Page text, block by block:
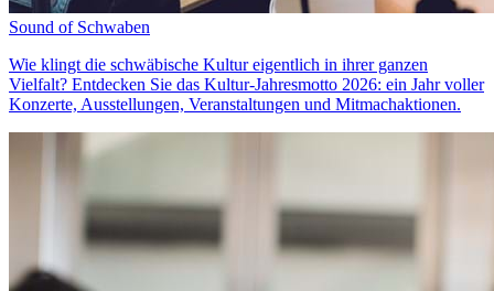
Sound of Schwaben
Wie klingt die schwäbische Kultur eigentlich in ihrer ganzen
Vielfalt? Entdecken Sie das Kultur-Jahresmotto 2026: ein Jahr voller
Konzerte, Ausstellungen, Veranstaltungen und Mitmachaktionen.